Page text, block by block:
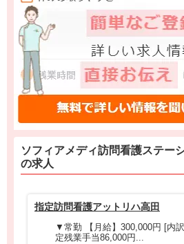
ソフィアメディ訪問看護ステー
の求人
指定訪問看護アットリハ高田
▼常勤 【月給】300,000円 [内
定残業手当86,000円...